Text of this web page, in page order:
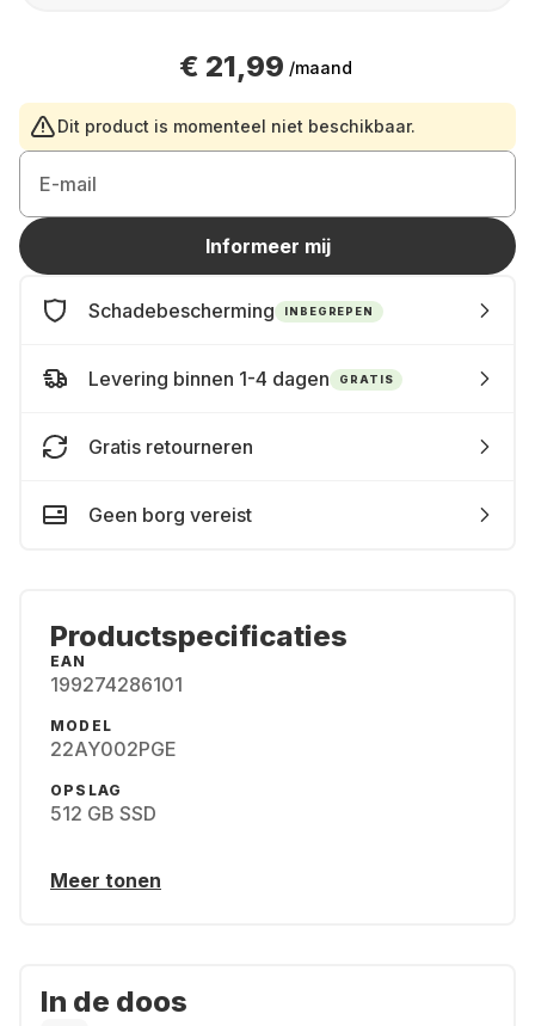
€ 21,99 /maand
Dit product is momenteel niet beschikbaar.
E-mail
Informeer mij
Schadebescherming INBEGREPEN
Levering binnen 1-4 dagen GRATIS
Gratis retourneren
Geen borg vereist
Productspecificaties
EAN
199274286101
MODEL
22AY002PGE
OPSLAG
512 GB SSD
Meer tonen
In de doos